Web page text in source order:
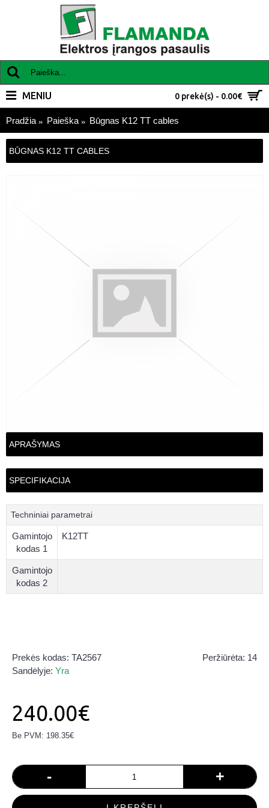
0 prekė(s) - 0.00€
MENIU
Pradžia Paieška Būgnas K12 TT cables
BŪGNAS K12 TT CABLES
APRAŠYMAS
SPECIFIKACIJA
Techniniai parametrai
Gamintojo
kodas 1
K12TT
Gamintojo
kodas 2
Peržiūrėta: 14
Prekės kodas: TA2567
Sandėlyje: Yra
240.00€
Be PVM: 198.35€
- +